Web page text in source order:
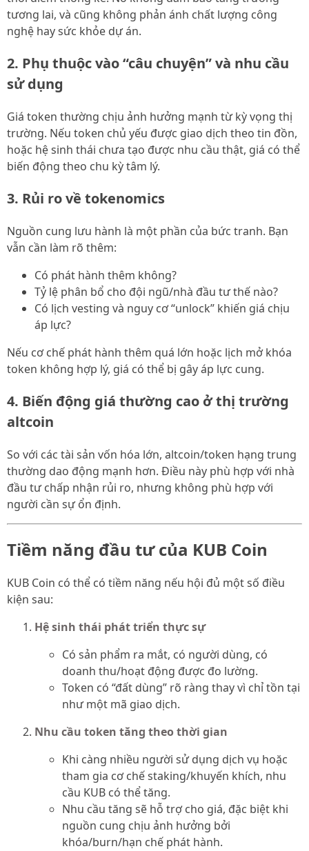
tương lai, và cũng không phản ánh chất lượng công
nghệ hay sức khỏe dự án.
2. Phụ thuộc vào “câu chuyện” và nhu cầu
sử dụng
Giá token thường chịu ảnh hưởng mạnh từ kỳ vọng thị
trường. Nếu token chủ yếu được giao dịch theo tin đồn,
hoặc hệ sinh thái chưa tạo được nhu cầu thật, giá có thể
biến động theo chu kỳ tâm lý.
3. Rủi ro về tokenomics
Nguồn cung lưu hành là một phần của bức tranh. Bạn
vẫn cần làm rõ thêm:
Có phát hành thêm không?
Tỷ lệ phân bổ cho đội ngũ/nhà đầu tư thế nào?
Có lịch vesting và nguy cơ “unlock” khiến giá chịu
áp lực?
Nếu cơ chế phát hành thêm quá lớn hoặc lịch mở khóa
token không hợp lý, giá có thể bị gây áp lực cung.
4. Biến động giá thường cao ở thị trường
altcoin
So với các tài sản vốn hóa lớn, altcoin/token hạng trung
thường dao động mạnh hơn. Điều này phù hợp với nhà
đầu tư chấp nhận rủi ro, nhưng không phù hợp với
người cần sự ổn định.
Tiềm năng đầu tư của KUB Coin
KUB Coin có thể có tiềm năng nếu hội đủ một số điều
kiện sau:
Hệ sinh thái phát triển thực sự
Có sản phẩm ra mắt, có người dùng, có
doanh thu/hoạt động được đo lường.
Token có “đất dùng” rõ ràng thay vì chỉ tồn tại
như một mã giao dịch.
Nhu cầu token tăng theo thời gian
Khi càng nhiều người sử dụng dịch vụ hoặc
tham gia cơ chế staking/khuyến khích, nhu
cầu KUB có thể tăng.
Nhu cầu tăng sẽ hỗ trợ cho giá, đặc biệt khi
nguồn cung chịu ảnh hưởng bởi
khóa/burn/hạn chế phát hành.